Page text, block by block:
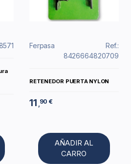
Ferpasa
Ref.:
8426664820709
RETENEDOR PUERTA NYLON
11 ,90 €
AÑADIR AL
CARRO